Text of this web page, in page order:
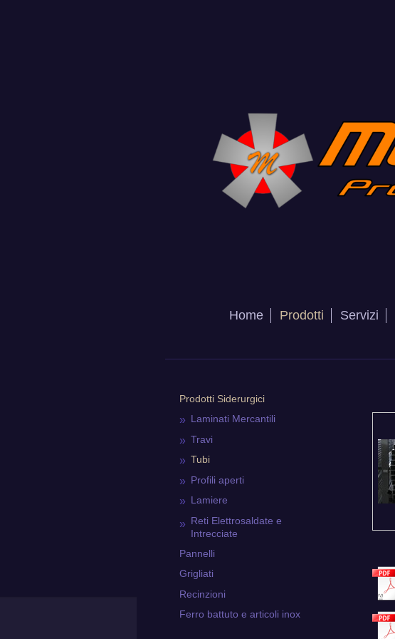
Home Prodotti Servizi
Prodotti Siderurgici
Laminati Mercantili
Travi
Tubi
Profili aperti
Lamiere
Reti Elettrosaldate e
Intrecciate
Pannelli
Grigliati
Recinzioni
Ferro battuto e articoli inox